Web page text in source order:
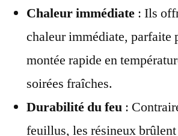
Chaleur immédiate : Ils
chaleur immédiate, parfaite
montée rapide en
soirées fraîches.
Durabilité du feu :
feuillus, les résineux